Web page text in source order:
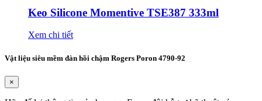
Keo Silicone Momentive TSE387 333ml
Xem chi tiết
Vật liệu siêu mềm đàn hồi chậm Rogers Poron 4790-92
×